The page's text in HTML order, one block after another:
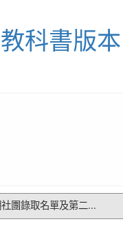
科書版本
團錄取名單及第二...